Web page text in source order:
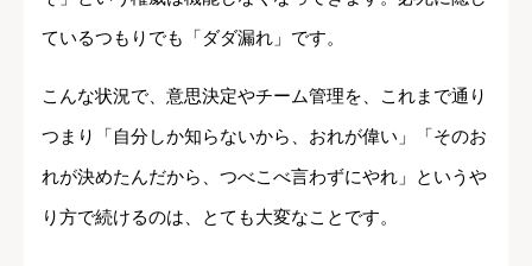
ているつもりでも「ダダ漏れ」です。
こんな状況で、意思決定やチーム管理を、これまで通り
つまり「自分しか知らないから、おれが偉い」「そのお
れが決めたんだから、つべこべ言わずにやれ」というや
り方で続けるのは、とても大変なことです。